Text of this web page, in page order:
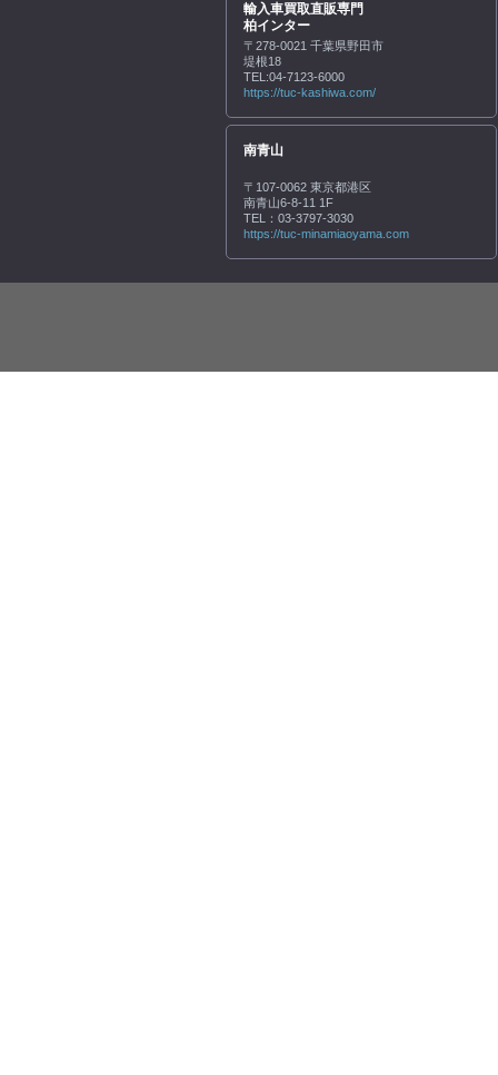
輸入車買取直販専門
柏インター
〒278-0021 千葉県野田市
堤根18
TEL:04-7123-6000
https://tuc-kashiwa.com/
南青山
〒107-0062 東京都港区
南青山6-8-11 1F
TEL：03-3797-3030
https://tuc-minamiaoyama.com